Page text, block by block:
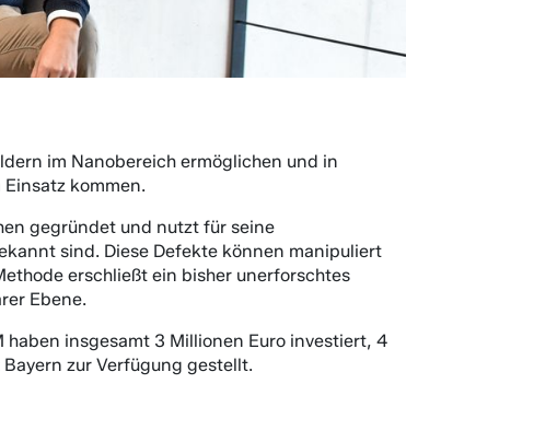
im Nanobereich ermöglichen und in
kommen.
gegründet und nutzt für seine
sind. Diese Defekte können manipuliert
erschließt ein bisher unerforschtes
Ebene.
insgesamt 3 Millionen Euro investiert, 4
zur Verfügung gestellt.